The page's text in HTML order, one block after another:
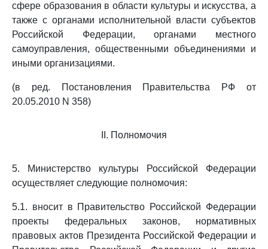
сфере образования в области культуры и искусства, а
также с органами исполнительной власти субъектов
Российской Федерации, органами местного
самоуправления, общественными объединениями и
иными организациями.
(в ред. Постановления Правительства РФ от
20.05.2010 N 358)
II. Полномочия
5. Министерство культуры Российской Федерации
осуществляет следующие полномочия:
5.1. вносит в Правительство Российской Федерации
проекты федеральных законов, нормативных
правовых актов Президента Российской Федерации и